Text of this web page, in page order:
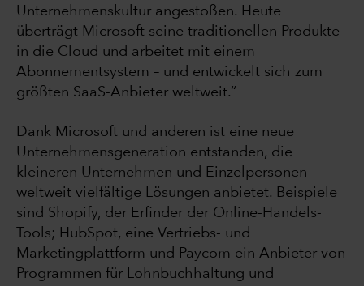
Unternehmenskultur angestoßen. Heute
überträgt Microsoft seine traditionellen Produkte
in die Cloud und arbeitet mit einem
Abonnementsystem – und entwickelt sich zum
größten SaaS-Anbieter weltweit.“
Dank Microsoft und anderen ist eine neue
Unternehmensgeneration entstanden, die
kleineren Unternehmen und Einzelpersonen
weltweit vielfältige Lösungen anbietet. Beispiele
sind Shopify, der Erfinder der Online-Handels-
Tools; HubSpot, eine Vertriebs- und
Marketingplattform und Paycom ein Anbieter von
Programmen für Lohnbuchhaltung und